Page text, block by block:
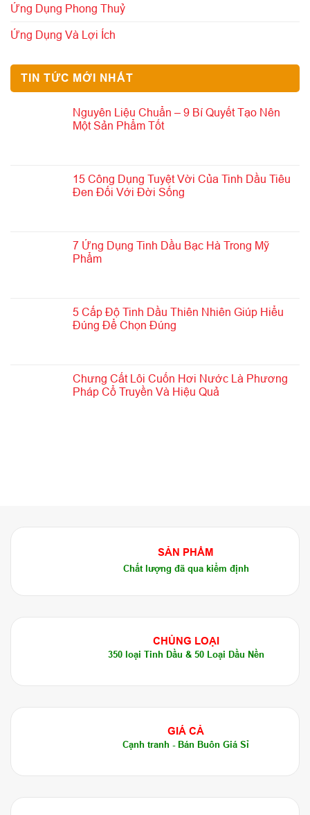
Ứng Dụng Phong Thuỷ
Ứng Dụng Và Lợi Ích
TIN TỨC MỚI NHẤT
Nguyên Liệu Chuẩn – 9 Bí Quyết Tạo Nên
Một Sản Phẩm Tốt
15 Công Dụng Tuyệt Vời Của Tinh Dầu Tiêu
Đen Đối Với Đời Sống
7 Ứng Dụng Tinh Dầu Bạc Hà Trong Mỹ
Phẩm
5 Cấp Độ Tinh Dầu Thiên Nhiên Giúp Hiểu
Đúng Để Chọn Đúng
Chưng Cất Lôi Cuốn Hơi Nước Là Phương
Pháp Cổ Truyền Và Hiệu Quả
SẢN PHẨM
Chất lượng đã qua kiểm định
CHỦNG LOẠI
350 loại Tinh Dầu & 50 Loại Dầu Nền
GIÁ CẢ
Cạnh tranh - Bán Buôn Giá Sỉ